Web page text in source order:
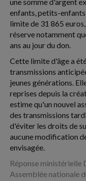
enfants, petits-
limite de 31 865
réserve notamment
ans au jour du don.
Cette limite d'âge a
transmissions
jeunes générations.
reprises depuis la
estime qu'un nouvel
des transmissions
d'éviter les droits de
aucune modification
envisagée.
Réponse ministérielle
Assemblée nationale